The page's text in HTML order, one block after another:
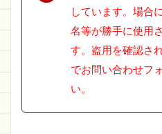
しています。場合
名等が勝手に使用
す。盗用を確認さ
でお問い合わせフ
い。